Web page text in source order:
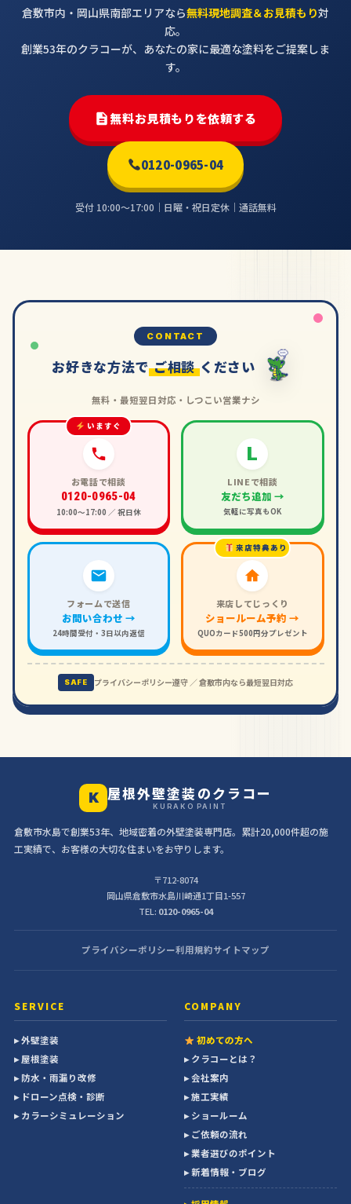
倉敷市内・岡山県南部エリアなら無料現地調査＆お見積もり対
応。
創業53年のクラコーが、あなたの家に最適な塗料をご提案しま
す。
無料お見積もりを依頼する
0120-0965-04
受付 10:00〜17:00｜日曜・祝日定休｜通話無料
CONTACT
お好きな方法で ご相談 ください
無料・最短翌日対応・しつこい営業ナシ
いますぐ
お電話で相談
0120-0965-04
10:00〜17:00 ／ 祝日休
L
LINEで相談
友だち追加 →
気軽に写真もOK
フォームで送信
お問い合わせ →
24時間受付・3日以内返信
来店特典あり
来店してじっくり
ショールーム予約 →
QUOカード500円分プレゼント
SAFE プライバシーポリシー遵守 ／ 倉敷市内なら最短翌日対応
K 屋根外壁塗装のクラコー
KURAKO PAINT
倉敷市水島で創業53年、地域密着の外壁塗装専門店。累計20,000件超の施
工実績で、お客様の大切な住まいをお守りします。
〒712-8074
岡山県倉敷市水島川崎通1丁目1-557
TEL: 0120-0965-04
プライバシーポリシー利用規約サイトマップ
SERVICE
▸ 外壁塗装
▸ 屋根塗装
▸ 防水・雨漏り改修
▸ ドローン点検・診断
▸ カラーシミュレーション
COMPANY
初めての方へ
▸ クラコーとは？
▸ 会社案内
▸ 施工実績
▸ ショールーム
▸ ご依頼の流れ
▸ 業者選びのポイント
▸ 新着情報・ブログ